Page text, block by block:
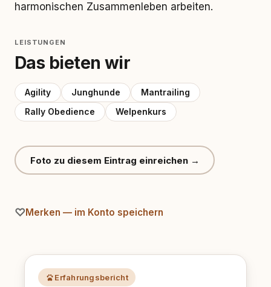
harmonischen Zusammenleben arbeiten.
LEISTUNGEN
Das bieten wir
Agility Junghunde
Mantrailing
Rally Obedience
Welpenkurs
Foto zu diesem Eintrag einreichen →
Merken — im Konto speichern
Erfahrungsbericht